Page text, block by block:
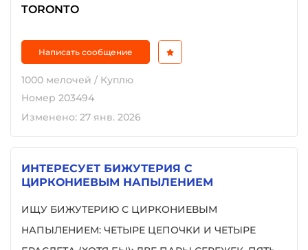
TORONTO
Написать сообщение
1000 мелочей / Куплю
Номер 203494
Изменено: 27 янв. 2026
ИНТЕРЕСУЕТ БИЖУТЕРИЯ С
ЦИРКОНИЕВЫМ НАПЫЛЕНИЕМ
ИЩУ БИЖУТЕРИЮ С ЦИРКОНИЕВЫМ
НАПЫЛЕНИЕМ: ЧЕТЫРЕ ЦЕПОЧКИ И ЧЕТЫРЕ